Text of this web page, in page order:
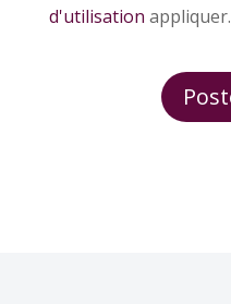
d'utilisation appliquer.